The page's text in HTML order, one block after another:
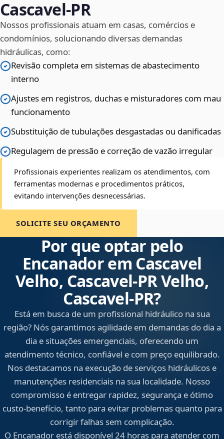
Cascavel‑PR
Nossos profissionais atuam em casas, comércios e
condomínios, solucionando diversas demandas
hidráulicas, como:
Revisão completa em sistemas de abastecimento
interno
Ajustes em registros, duchas e misturadores com mau
funcionamento
Substituição de tubulações desgastadas ou danificadas
Regulagem de pressão e correção de vazão irregular
Profissionais experientes realizam os atendimentos, com
ferramentas modernas e procedimentos práticos,
evitando intervenções desnecessárias.
SOLICITE SEU ORÇAMENTO
Por que optar pelo
Encanador em Cascavel
Velho, Cascavel‑PR Velho,
Cascavel‑PR?
Está em busca de um profissional hidráulico na sua
região? Nós garantimos agilidade em demandas do dia a
dia e situações emergenciais, oferecendo um
atendimento técnico, confiável e com preço equilibrado.
Nos destacamos na execução de serviços hidráulicos e
manutenções residenciais na sua localidade. Nosso
compromisso é entregar rapidez, segurança e ótimo
custo-benefício, tanto para evitar problemas quanto para
corrigir falhas sem complicação.
O Encanador está disponível 24 horas para atender com